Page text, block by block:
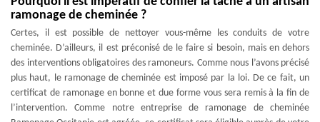
ramonage de cheminée ?
Certes, il est possible de nettoyer vous-même les conduits de votre
cheminée. D’ailleurs, il est préconisé de le faire si besoin, mais en dehors
des interventions obligatoires des ramoneurs. Comme nous l’avons précisé
plus haut, le ramonage de cheminée est imposé par la loi. De ce fait, un
certificat de ramonage en bonne et due forme vous sera remis à la fin de
l’intervention. Comme notre entreprise de ramonage de cheminée